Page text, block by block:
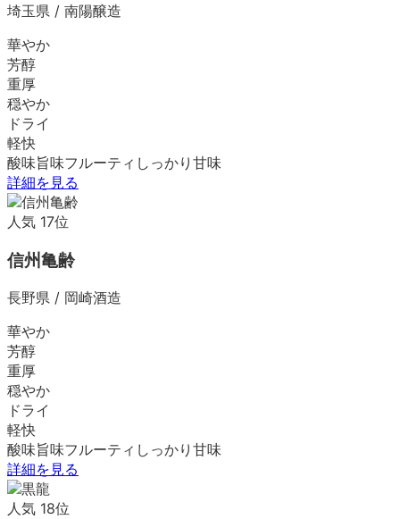
埼玉県 / 南陽醸造
華やか
芳醇
重厚
穏やか
ドライ
軽快
酸味旨味フルーティ しっかり 甘味
詳細を見る
人気 17位
信州亀齢
長野県 / 岡崎酒造
華やか
芳醇
重厚
穏やか
ドライ
軽快
酸味旨味フルーティ しっかり 甘味
詳細を見る
人気 18位